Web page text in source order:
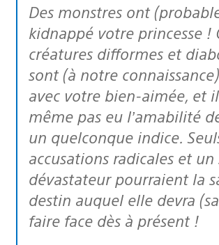
Des monstres ont (probablement)
kidnappé votre princesse !
créatures difformes et
sont (à notre
avec votre bien-aimée, et
même pas eu l’amabilité
un quelconque indice.
accusations radicales et un
dévastateur pourraient la
destin auquel elle devra
faire face dès à présent !